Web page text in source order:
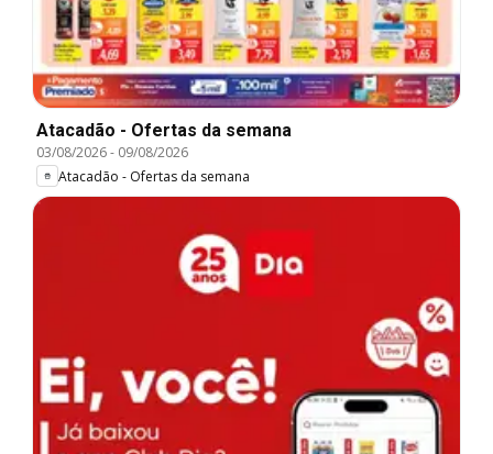
Atacadão - Ofertas da semana
03/08/2026- 09/08/2026
Atacadão - Ofertas da semana